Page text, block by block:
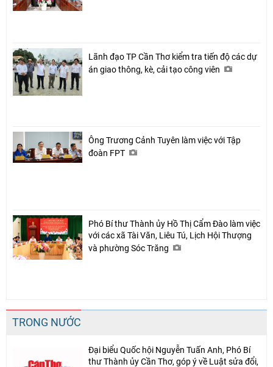
Lãnh đạo TP Cần Thơ kiểm tra tiến độ các dự
án giao thông, kè, cải tạo công viên
Ông Trương Cảnh Tuyên làm việc với Tập
đoàn FPT
Phó Bí thư Thành ủy Hồ Thị Cẩm Đào làm việc
với các xã Tài Văn, Liêu Tú, Lịch Hội Thượng
và phường Sóc Trăng
TRONG NƯỚC
Đại biểu Quốc hội Nguyễn Tuấn Anh, Phó Bí
thư Thành ủy Cần Thơ, góp ý về Luật sửa đổi,